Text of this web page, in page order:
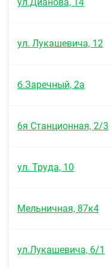
3 года
Не применять по
Условия отпуска
ул. Лукашевича, 12
б.Заречный, 2а
6я Станционная, 2/3
ул. Труда, 10
Мельничная, 87к4
ул.Лукашевича, 6/1